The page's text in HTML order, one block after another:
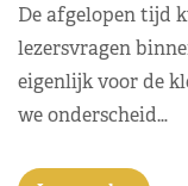
De afgelopen tijd
lezersvragen
eigenlijk voor de
we onderscheid…